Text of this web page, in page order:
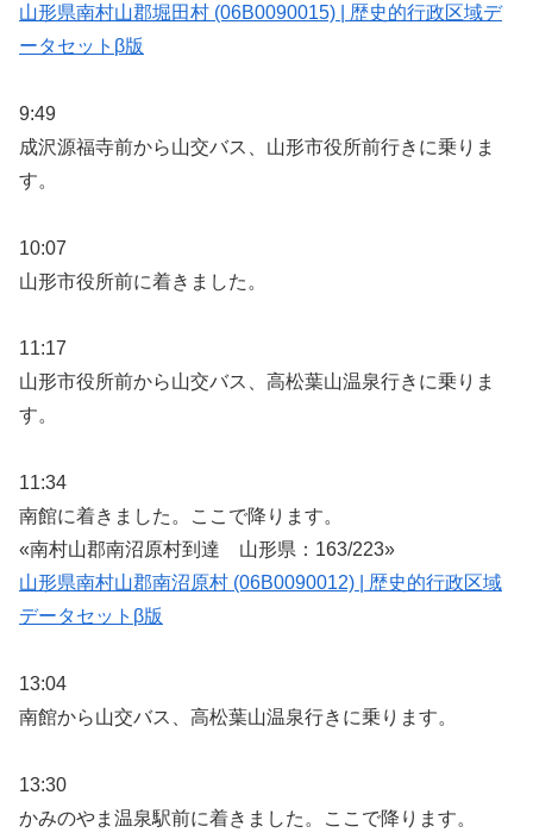
山形県南村山郡堀田村 (06B0090015) | 歴史的行政区域デ
ータセットβ版
9:49
成沢源福寺前から山交バス、山形市役所前行きに乗りま
す。
10:07
山形市役所前に着きました。
11:17
山形市役所前から山交バス、高松葉山温泉行きに乗りま
す。
11:34
南館に着きました。ここで降ります。
«南村山郡南沼原村到達 山形県：163/223»
山形県南村山郡南沼原村 (06B0090012) | 歴史的行政区域
データセットβ版
13:04
南館から山交バス、高松葉山温泉行きに乗ります。
13:30
かみのやま温泉駅前に着きました。ここで降ります。